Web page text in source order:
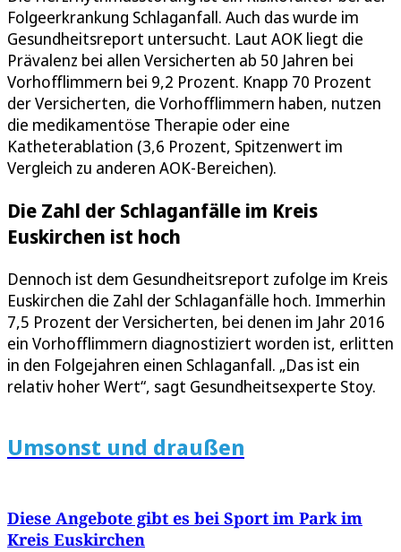
Folgeerkrankung Schlaganfall. Auch das wurde im
Gesundheitsreport untersucht. Laut AOK liegt die
Prävalenz bei allen Versicherten ab 50 Jahren bei
Vorhofflimmern bei 9,2 Prozent. Knapp 70 Prozent
der Versicherten, die Vorhofflimmern haben, nutzen
die medikamentöse Therapie oder eine
Katheterablation (3,6 Prozent, Spitzenwert im
Vergleich zu anderen AOK-Bereichen).
Die Zahl der Schlaganfälle im Kreis
Euskirchen ist hoch
Dennoch ist dem Gesundheitsreport zufolge im Kreis
Euskirchen die Zahl der Schlaganfälle hoch. Immerhin
7,5 Prozent der Versicherten, bei denen im Jahr 2016
ein Vorhofflimmern diagnostiziert worden ist, erlitten
in den Folgejahren einen Schlaganfall. „Das ist ein
relativ hoher Wert“, sagt Gesundheitsexperte Stoy.
Umsonst und draußen
Diese Angebote gibt es bei Sport im Park im
Kreis Euskirchen